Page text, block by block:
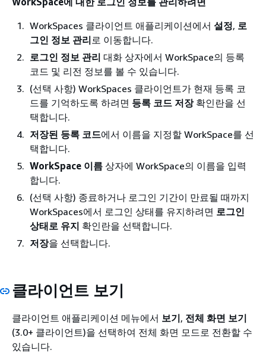
WorkSpaces 클라이언트 애플리케이션에서 설정, 로
그인 정보 관리 로 이동합니다.
로그인 정보 관리 대화 상자에서 WorkSpace의 등록
코드 및 리전 정보를 볼 수 있습니다.
(선택 사항) WorkSpaces 클라이언트가 현재 등록 코
드를 기억하도록 하려면 등록 코드 저장확인란을 선
택합니다.
저장된 등록 코드에서 이름을 지정할 WorkSpace를 선
택합니다.
WorkSpace 이름 상자에 WorkSpace의 이름을 입력
합니다.
(선택 사항) 종료하거나 로그인 기간이 만료될 때까지
WorkSpaces에서 로그인 상태를 유지하려면 로그인
상태로 유지 확인란을 선택합니다.
저장을 선택합니다.
클라이언트 보기
클라이언트 애플리케이션 메뉴에서 보기, 전체 화면 보기
(3.0+ 클라이언트)을 선택하여 전체 화면 모드로 전환할 수
있습니다.